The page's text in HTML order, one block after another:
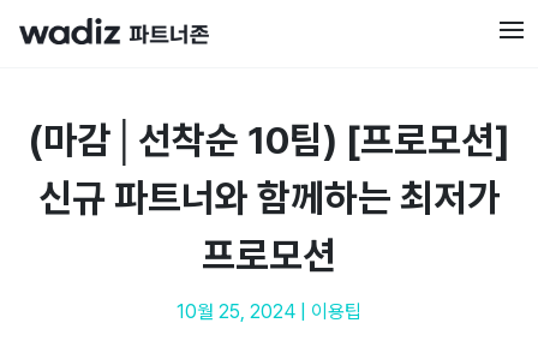
(마감│선착순 10팀) [프로모션]
신규 파트너와 함께하는 최저가
프로모션
10월 25, 2024 이용팁